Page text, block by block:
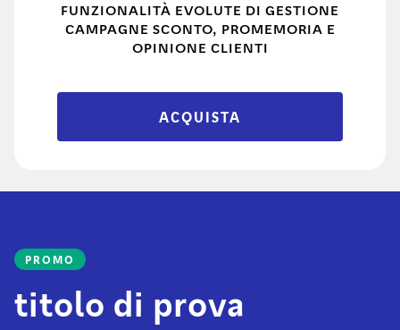
FUNZIONALITÀ EVOLUTE DI GESTIONE
CAMPAGNE SCONTO, PROMEMORIA E
OPINIONE CLIENTI
ACQUISTA
PROMO
titolo di prova